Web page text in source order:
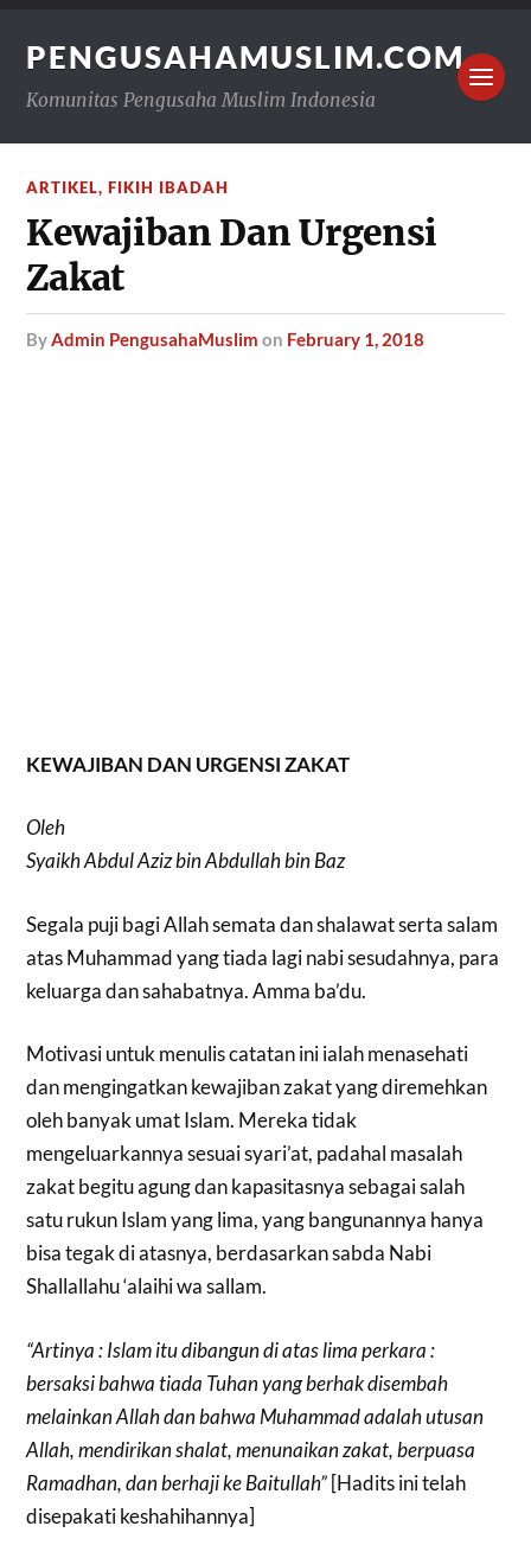
PENGUSAHAMUSLIM.COM
Komunitas Pengusaha Muslim Indonesia
ARTIKEL,FIKIH IBADAH
Kewajiban Dan Urgensi
Zakat
byAdmin PengusahaMuslim on February 1, 2018
KEWAJIBAN DAN URGENSI ZAKAT
Oleh
Syaikh Abdul Aziz bin Abdullah bin Baz
Segala puji bagi Allah semata dan shalawat serta salam
atas Muhammad yang tiada lagi nabi sesudahnya, para
keluarga dan sahabatnya. Amma ba’du.
Motivasi untuk menulis catatan ini ialah menasehati
dan mengingatkan kewajiban zakat yang diremehkan
oleh banyak umat Islam. Mereka tidak
mengeluarkannya sesuai syari’at, padahal masalah
zakat begitu agung dan kapasitasnya sebagai salah
satu rukun Islam yang lima, yang bangunannya hanya
bisa tegak di atasnya, berdasarkan sabda Nabi
Shallallahu ‘alaihi wa sallam.
“Artinya : Islam itu dibangun di atas lima perkara :
bersaksi bahwa tiada Tuhan yang berhak disembah
melainkan Allah dan bahwa Muhammad adalah utusan
Allah, mendirikan shalat, menunaikan zakat, berpuasa
Ramadhan, dan berhaji ke Baitullah”[Hadits ini telah
disepakati keshahihannya]